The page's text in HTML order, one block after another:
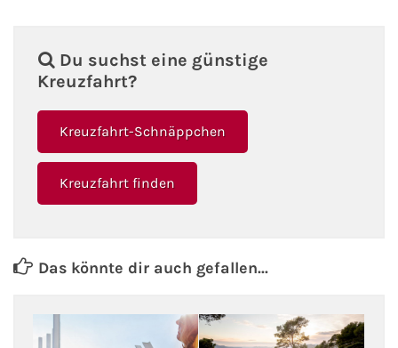
Scandlines
Fähre nach Dänemark
Fähre nach Norwegen
Fähre nach Finnland
Fähre nach England
Du suchst eine günstige
Kreuzfahrt?
Kreuzfahrt-Schnäppchen
Kreuzfahrt finden
Das könnte dir auch gefallen...